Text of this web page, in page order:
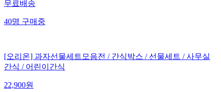
무료배송
40명구매중
[오리온] 과자선물세트모음전 / 간식박스 / 선물세트 / 사무실
간식 / 어린이간식
22,900원